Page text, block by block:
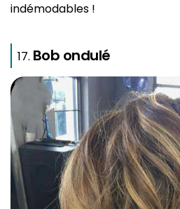
indémodables !
Bob ondulé